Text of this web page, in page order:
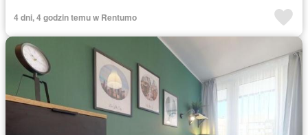
4 dni, 4 godzin temu w Rentumo